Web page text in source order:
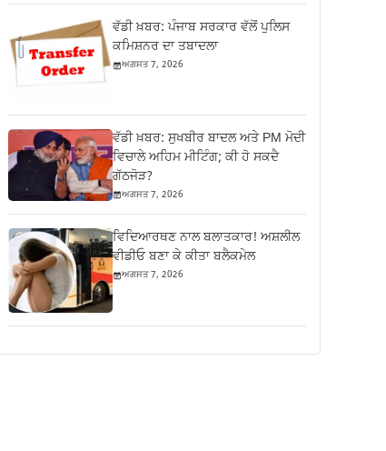
ਵੱਡੀ ਖ਼ਬਰ: ਪੰਜਾਬ ਸਰਕਾਰ ਵੱਲੋਂ ਪੁਲਿਸ
ਕਮਿਸ਼ਨਰ ਦਾ ਤਬਾਦਲਾ
ਅਗਸਤ 7, 2026
ਵੱਡੀ ਖ਼ਬਰ: ਸੁਖਬੀਰ ਬਾਦਲ ਅਤੇ PM ਮੋਦੀ
ਵਿਚਾਲੇ ਅਹਿਮ ਮੀਟਿੰਗ; ਕੀ ਹੋ ਸਕਦੈ
ਗੱਠਜੋੜ?
ਅਗਸਤ 7, 2026
ਵਿਦਿਆਰਥਣ ਨਾਲ ਬਲਾਤਕਾਰ! ਅਸ਼ਲੀਲ
ਵੀਡੀਓ ਬਣਾ ਕੇ ਕੀਤਾ ਬਲੈਕਮੇਲ
ਅਗਸਤ 7, 2026